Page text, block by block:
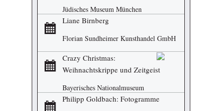
Jüdisches Museum München
Liane Birnberg
Florian Sundheimer Kunsthandel GmbH
Crazy Christmas:
Weihnachtskrippe und Zeitgeist
Bayerisches Nationalmuseum
Philipp Goldbach: Fotogramme